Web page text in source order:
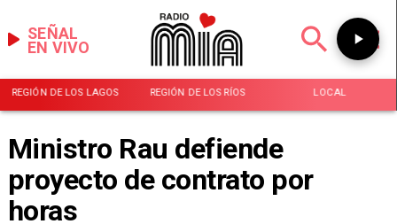
EN VIVO
SEÑAL
REGIÓN DE LOS LAGOS REGIÓN DE LOS RÍOS LOCAL
Ministro Rau defiende
proyecto de contrato por
horas